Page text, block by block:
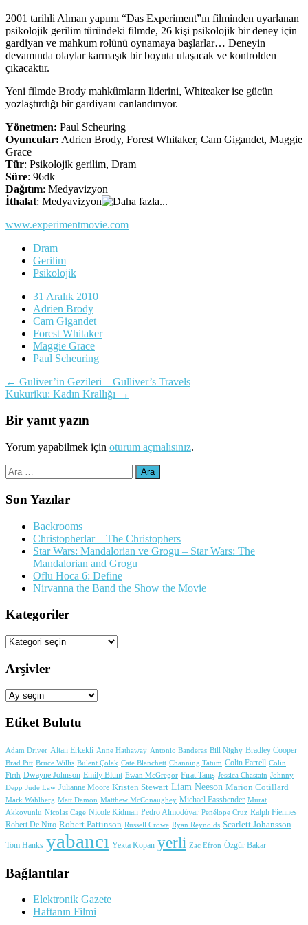
2001 tarihli Alman yapımı “Das Experiment”ın filminden uyarlanan
psikolojik gerilim türündeki filmde, 26 kişi psikolojik bir deney için
gardiyan ve mahkum rolünü oynamaya başlarlar… Deneyin
devamında olaylar karmaşık bir boyuta ulaşacak ve kontrolden
çıkacaktır.
Yeni filmde Brody mahkûmların liderini, Whiteaker ise gücün
yozlaştırdığı bir gardiyanı canlandırıyor.
Yönetmen: Paul Scheuring
Oyuncular: Adrien Brody, Forest Whitaker, Cam Gigandet, Maggie
Grace
Tür: Psikolojik gerilim, Dram
Süre: 96dk
Dağıtım: Medyavizyon
İthalat: Medyavizyon
www.experimentmovie.com
Dram
Gerilim
Psikolojik
31 Aralık 2010
Adrien Brody
Cam Gigandet
Forest Whitaker
Maggie Grace
Paul Scheuring
Yazı
dolaşımı
← Guliver’in Gezileri – Gulliver’s Travels
Kukuriku: Kadın Krallığı →
Bir yanıt yazın
Yorum yapabilmek için oturum açmalısınız.
Arama:
Son Yazılar
Backrooms
Christopherlar – The Christophers
Star Wars: Mandalorian ve Grogu – Star Wars: The
Mandalorian and Grogu
Oflu Hoca 6: Define
Nirvanna the Band the Show the Movie
Kategoriler
Kategoriler
Arşivler
Arşivler
Etiket Bulutu
Adam Driver Altan Erkekli Anne Hathaway Antonio Banderas Bill Nighy Bradley Cooper
Brad Pitt Bruce Willis Bülent Çolak Cate Blanchett Channing Tatum Colin Farrell Colin
Firth Dwayne Johnson Emily Blunt Ewan McGregor Fırat Tanış Jessica Chastain Johnny
Depp Jude Law Julianne Moore Kristen Stewart Liam Neeson Marion Cotillard
Mark Wahlberg Matt Damon Matthew McConaughey Michael Fassbender Murat
Akkoyunlu Nicolas Cage Nicole Kidman Pedro Almodóvar Penélope Cruz Ralph Fiennes
Robert De Niro Robert Pattinson Russell Crowe Ryan Reynolds Scarlett Johansson
Tom Hanks yabancı Yekta Kopan yerli Zac Efron Özgür Bakar
Bağlantılar
Elektronik Gazete
Haftanın Filmi